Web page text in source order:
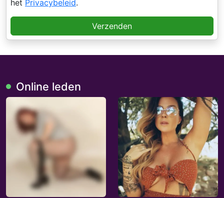
het Privacybeleid.
Verzenden
Online leden